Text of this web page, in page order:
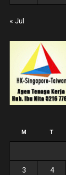
« Jul
M T
3 4